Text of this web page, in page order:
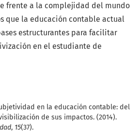
en la educación contable: del
de sus impactos. (2014).
, 15(37).
frente a la complejidad del mundo
que la educación contable actual
estructurantes para facilitar
en el estudiante de